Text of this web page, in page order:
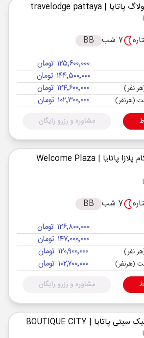
پاتایا | travelodge pattaya
7 شب BB
۱۲۵٬۶۰۰٬۰۰۰ تومان
۱۴۴٬۵۰۰٬۰۰۰ تومان
نفر) ۱۲۴٬۶۰۰٬۰۰۰ تومان
(هرنفر) ۱۰۲٬۳۰۰٬۰۰۰ تومان
مشاوره و رزرو رایگان
پلازا پاتایا
| Welcome Plaza
7 شب BB
۱۲۶٬۸۰۰٬۰۰۰ تومان
۱۴۷٬۰۰۰٬۰۰۰ تومان
نفر) ۱۲۰٬۹۰۰٬۰۰۰ تومان
(هرنفر) ۱۰۲٬۷۰۰٬۰۰۰ تومان
مشاوره و رزرو رایگان
سیتی پاتایا | BOUTIQUE CITY